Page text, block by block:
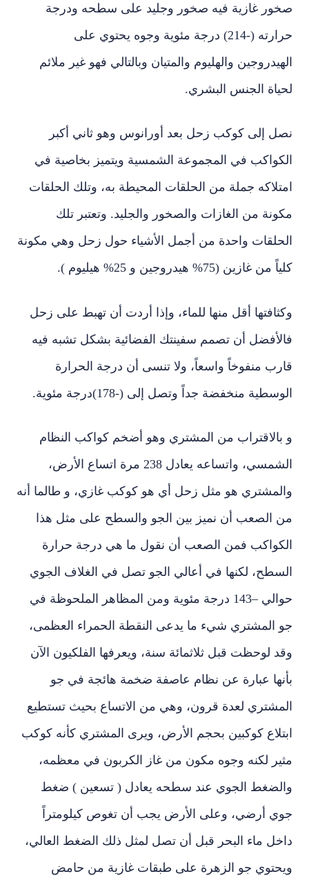
صخور غازية فيه صخور وجليد على سطحه ودرجة
حرارته (-214) درجة مئوية وجوه يحتوي على
الهيدروجين والهليوم والمتيان وبالتالي فهو غير ملائم
لحياة الجنس البشري.
نصل إلى كوكب زحل بعد أورانوس وهو ثاني أكبر
الكواكب في المجموعة الشمسية ويتميز بخاصية في
امتلاكه جملة من الحلقات المحيطة به، وتلك الحلقات
مكونة من الغازات والصخور والجليد. وتعتبر تلك
الحلقات واحدة من أجمل الأشياء حول زحل وهي مكونة
كلياً من غازين (75% هيدروجين و 25% هيليوم ).
وكثافتها أقل منها للماء، وإذا أردت أن تهبط على زحل
فالأفضل أن تصمم سفينتك الفضائية بشكل تشبه فيه
قارب منفوخاً واسعاً، ولا تنسى أن درجة الحرارة
الوسطية منخفضة جداً وتصل إلى (-178)درجة مئوية.
و بالاقتراب من المشتري وهو أضخم كواكب النظام
الشمسي، واتساعه يعادل 238 مرة اتساع الأرض،
والمشتري هو مثل زحل أي هو كوكب غازي، و طالما أنه
من الصعب أن نميز بين الجو والسطح على مثل هذا
الكواكب فمن الصعب أن نقول ما هي درجة حرارة
السطح، لكنها في أعالي الجو تصل في الغلاف الجوي
حوالي–
143 درجة مئوية ومن المظاهر الملحوظة في
جو المشتري شيء ما يدعى النقطة الحمراء العظمى،
وقد لوحظت قبل ثلاثمائة سنة، ويعرفها الفلكيون الآن
بأنها عبارة عن نظام عاصفة ضخمة هائجة في جو
المشتري لعدة قرون، وهي من الاتساع بحيث تستطيع
ابتلاع كوكبين بحجم الأرض، ويرى المشتري كأنه كوكب
مثير لكنه وجوه مكون من غاز الكربون في معظمه،
والضغط الجوي عند سطحه يعادل ( تسعين ) ضغط
جوي أرضي، وعلى الأرض يجب أن تغوص كيلومتراً
داخل ماء البحر قبل أن تصل لمثل ذلك الضغط العالي،
ويحتوي جو الزهرة على طبقات غازية من حامض